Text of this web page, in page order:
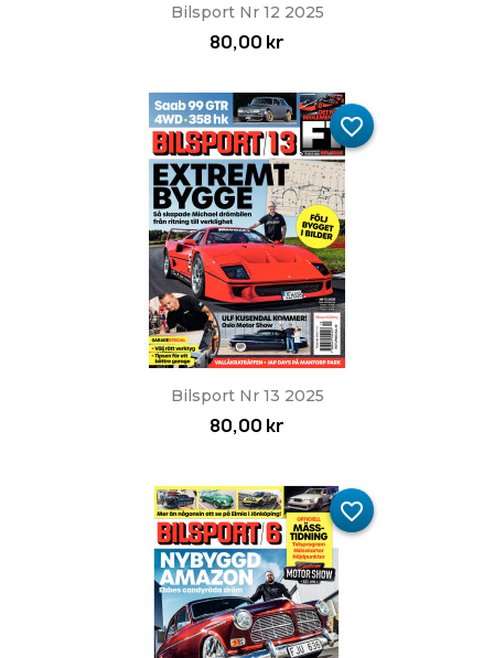
Bilsport Nr 12 2025
80,00 kr
Bilsport Nr 13 2025
80,00 kr
favorite_border
favorite_border